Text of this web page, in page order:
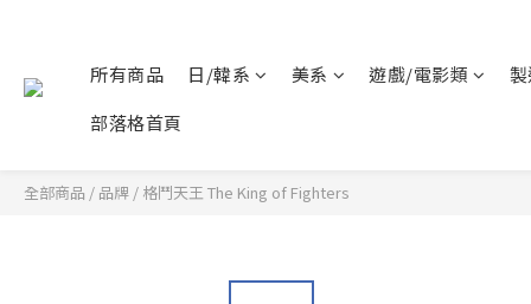
所有商品 日/韓系 美系 遊戲/電影類
部落格首頁
全部商品 / 品牌 / 格鬥天王 The King of Fighters